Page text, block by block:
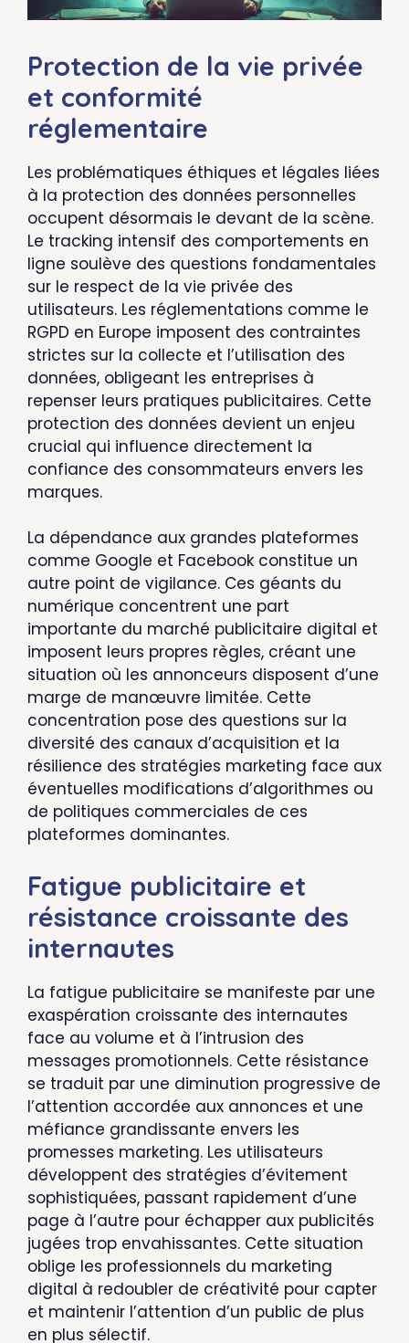
Protection de la vie privée
et conformité
réglementaire
Les problématiques éthiques et légales liées
à la protection des données personnelles
occupent désormais le devant de la scène.
Le tracking intensif des comportements en
ligne soulève des questions fondamentales
sur le respect de la vie privée des
utilisateurs. Les réglementations comme le
RGPD en Europe imposent des contraintes
strictes sur la collecte et l’utilisation des
données, obligeant les entreprises à
repenser leurs pratiques publicitaires. Cette
protection des données devient un enjeu
crucial qui influence directement la
confiance des consommateurs envers les
marques.
La dépendance aux grandes plateformes
comme Google et Facebook constitue un
autre point de vigilance. Ces géants du
numérique concentrent une part
importante du marché publicitaire digital et
imposent leurs propres règles, créant une
situation où les annonceurs disposent d’une
marge de manœuvre limitée. Cette
concentration pose des questions sur la
diversité des canaux d’acquisition et la
résilience des stratégies marketing face aux
éventuelles modifications d’algorithmes ou
de politiques commerciales de ces
plateformes dominantes.
Fatigue publicitaire et
résistance croissante des
internautes
La fatigue publicitaire se manifeste par une
exaspération croissante des internautes
face au volume et à l’intrusion des
messages promotionnels. Cette résistance
se traduit par une diminution progressive de
l’attention accordée aux annonces et une
méfiance grandissante envers les
promesses marketing. Les utilisateurs
développent des stratégies d’évitement
sophistiquées, passant rapidement d’une
page à l’autre pour échapper aux publicités
jugées trop envahissantes. Cette situation
oblige les professionnels du marketing
digital à redoubler de créativité pour capter
et maintenir l’attention d’un public de plus
en plus sélectif.